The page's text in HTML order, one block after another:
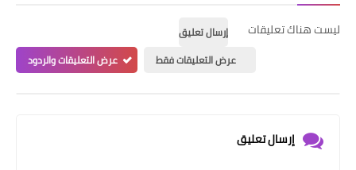
ليست هناك تعليقات
إرسال تعليق
عرض التعليقات فقط
عرض التعليقات والردود
إرسال تعليق